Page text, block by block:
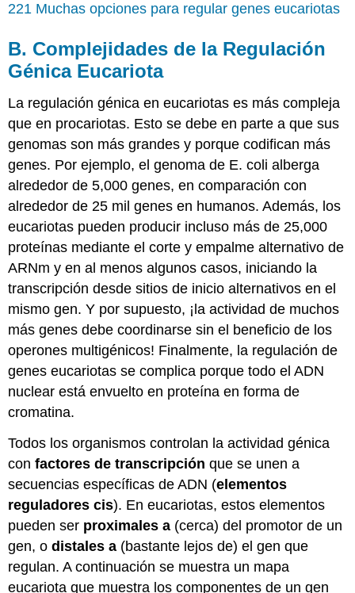
221 Muchas opciones para regular genes eucariotas
B. Complejidades de la Regulación
Génica Eucariota
La regulación génica en eucariotas es más compleja
que en procariotas. Esto se debe en parte a que sus
genomas son más grandes y porque codifican más
genes. Por ejemplo, el genoma de E. coli alberga
alrededor de 5,000 genes, en comparación con
alrededor de 25 mil genes en humanos. Además, los
eucariotas pueden producir incluso más de 25,000
proteínas mediante el corte y empalme alternativo de
ARNm y en al menos algunos casos, iniciando la
transcripción desde sitios de inicio alternativos en el
mismo gen. Y por supuesto, ¡la actividad de muchos
más genes debe coordinarse sin el beneficio de los
operones multigénicos! Finalmente, la regulación de
genes eucariotas se complica porque todo el ADN
nuclear está envuelto en proteína en forma de
cromatina.
Todos los organismos controlan la actividad génica
confactores de transcripción que se unen a
secuencias específicas de ADN (elementos
reguladores cis). En eucariotas, estos elementos
pueden ser proximales a (cerca) del promotor de un
gen, odistales a (bastante lejos de) el gen que
regulan. A continuación se muestra un mapa
eucariota que muestra los componentes de un gen